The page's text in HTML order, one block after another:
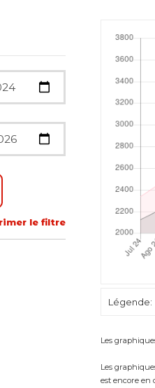
le filtre
Légende:
Les
Les
est encore en